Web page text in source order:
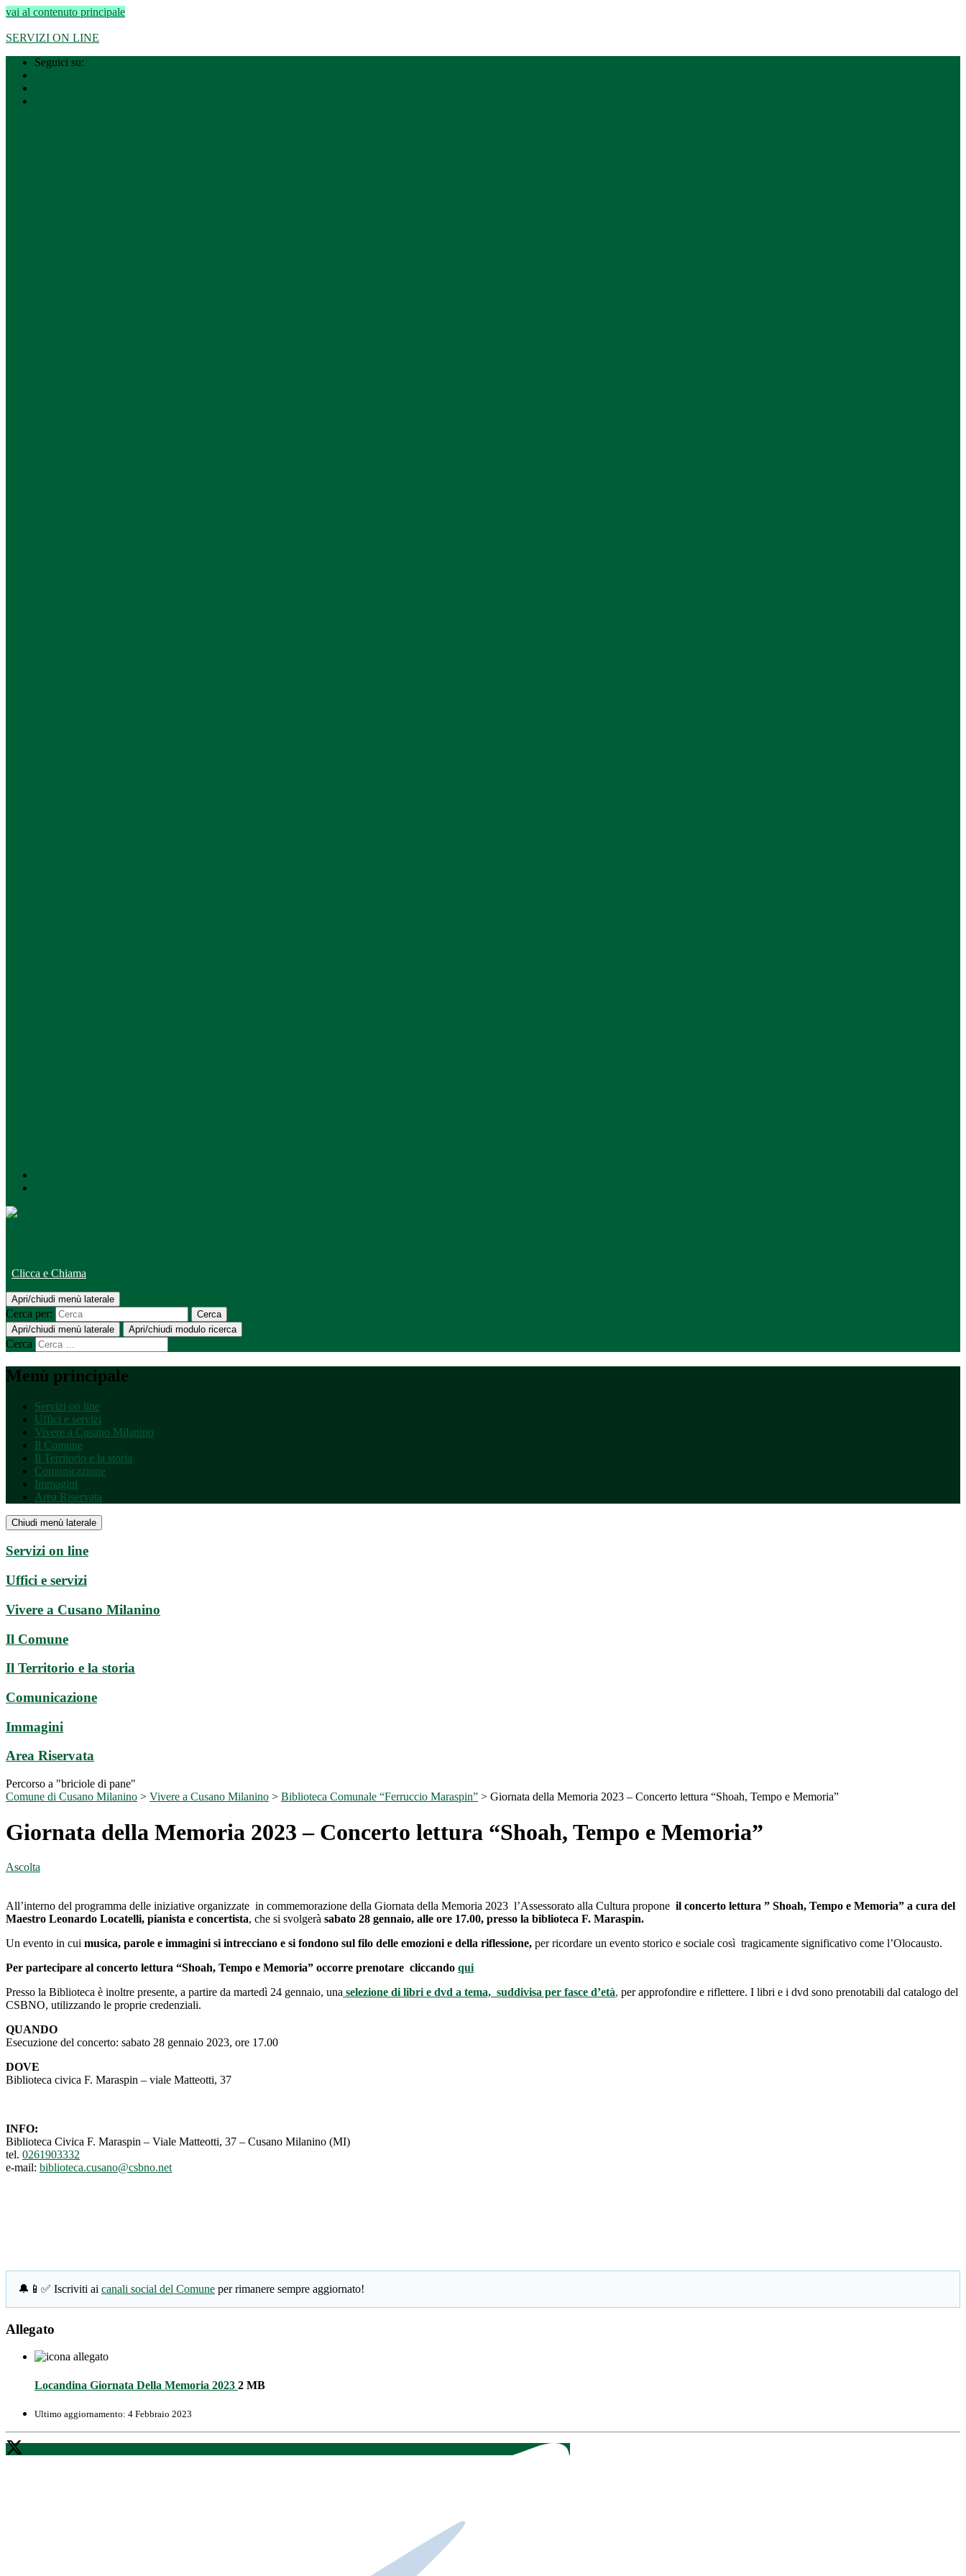
vai al contenuto principale
SERVIZI ON LINE
Seguici su:
Clicca e Chiama
Apri/chiudi menù laterale
Cerca per:
Cerca
Apri/chiudi menù laterale
Apri/chiudi modulo ricerca
Cerca
Menù principale
Servizi on line
Uffici e servizi
Vivere a Cusano Milanino
Il Comune
Il Territorio e la storia
Comunicazione
Immagini
Area Riservata
Chiudi menù laterale
Servizi on line
Uffici e servizi
Vivere a Cusano Milanino
Il Comune
Il Territorio e la storia
Comunicazione
Immagini
Area Riservata
Percorso a "briciole di pane"
Comune di Cusano Milanino > Vivere a Cusano Milanino > Biblioteca Comunale “Ferruccio Maraspin” > Giornata della Memoria 2023 – Concerto lettura “Shoah, Tempo e Memoria”
Giornata della Memoria 2023 – Concerto lettura “Shoah, Tempo e Memoria”
Ascolta
All’interno del programma delle iniziative organizzate in commemorazione della Giornata della Memoria 2023 l’Assessorato alla Cultura propone il concerto lettura ” Shoah, Tempo e Memoria” a cura del
Maestro Leonardo Locatelli, pianista e concertista, che si svolgerà sabato 28 gennaio, alle ore 17.00, presso la biblioteca F. Maraspin.
Un evento in cui musica, parole e immagini si intrecciano e si fondono sul filo delle emozioni e della riflessione, per ricordare un evento storico e sociale così tragicamente significativo come l’Olocausto.
Per partecipare al concerto lettura “Shoah, Tempo e Memoria” occorre prenotare cliccando qui
Presso la Biblioteca è inoltre presente, a partire da martedì 24 gennaio, una selezione di libri e dvd a tema, suddivisa per fasce d’età, per approfondire e riflettere. I libri e i dvd sono prenotabili dal catalogo del
CSBNO, utilizzando le proprie credenziali.
QUANDO
Esecuzione del concerto: sabato 28 gennaio 2023, ore 17.00
DOVE
Biblioteca civica F. Maraspin – viale Matteotti, 37
INFO:
Biblioteca Civica F. Maraspin – Viale Matteotti, 37 – Cusano Milanino (MI)
tel. 0261903332
e-mail: biblioteca.cusano@csbno.net
🔔📱✅ Iscriviti ai canali social del Comune per rimanere sempre aggiornato!
Allegato
Locandina Giornata Della Memoria 2023 2 MB
Ultimo aggiornamento: 4 Febbraio 2023